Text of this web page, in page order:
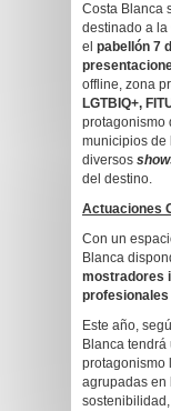
Costa Blanca
destinado a la
el pabellón 7
offline, zona
LGTBIQ+,
protagonismo
municipios de
diversos
del destino.
Actuaciones
Con un
Blanca
mostradores
profesionales
Este año,
Blanca tendrá
protagonismo
agrupadas en